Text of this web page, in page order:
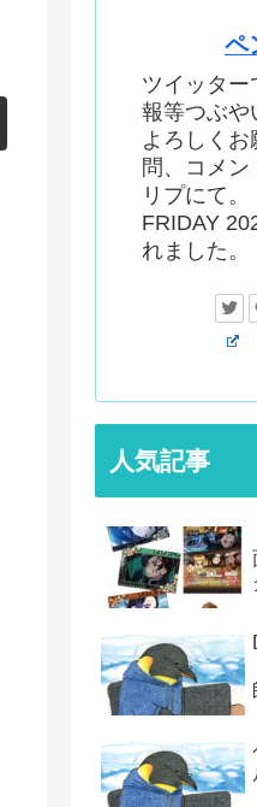
ペ
ツイッター
報等つぶや
よろしく
問、コメン
リプにて。
FRIDAY
れました。
人気記事